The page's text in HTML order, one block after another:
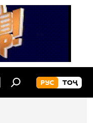
РУС ТОҶ